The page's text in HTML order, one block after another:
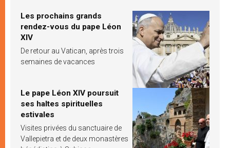
Les prochains grands
rendez-vous du pape Léon
XIV
De retour au Vatican, après trois
semaines de vacances
Le pape Léon XIV poursuit
ses haltes spirituelles
estivales
Visites privées du sanctuaire de
Vallepietra et de deux monastères